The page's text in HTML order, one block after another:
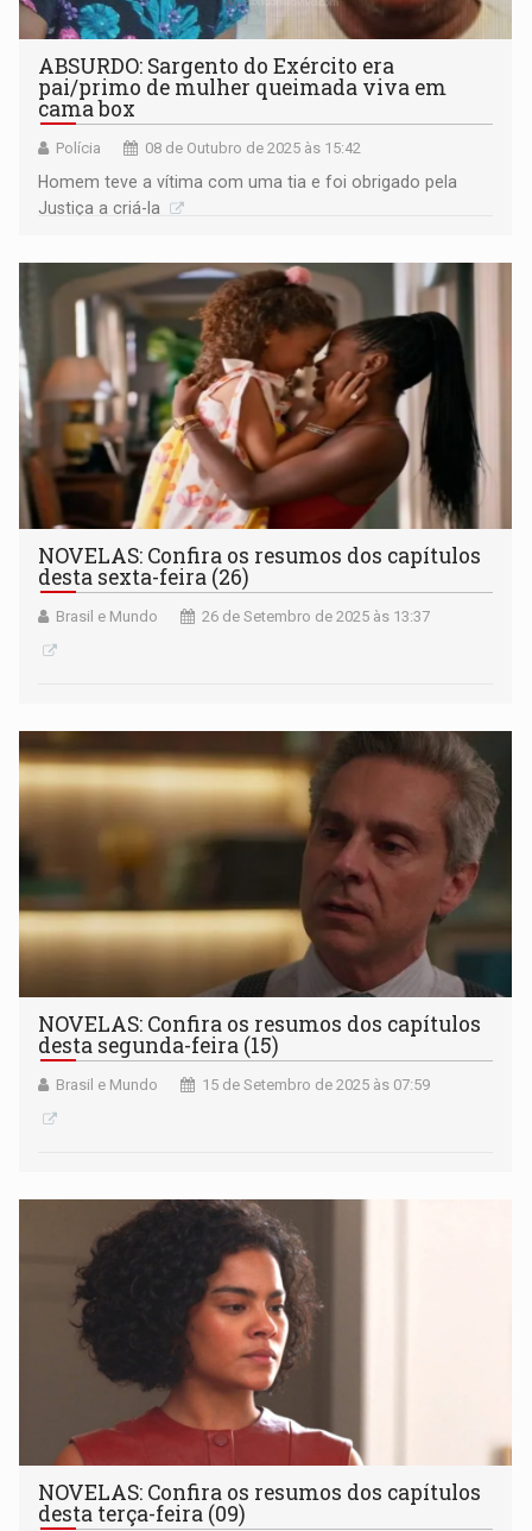
ABSURDO: Sargento do Exército era
pai/primo de mulher queimada viva em
cama box
Polícia 08 de Outubro de 2025 às 15:42
Homem teve a vítima com uma tia e foi obrigado pela
Justiça a criá-la
NOVELAS: Confira os resumos dos capítulos
desta sexta-feira (26)
Brasil e Mundo 26 de Setembro de 2025 às 13:37
NOVELAS: Confira os resumos dos capítulos
desta segunda-feira (15)
Brasil e Mundo 15 de Setembro de 2025 às 07:59
NOVELAS: Confira os resumos dos capítulos
desta terça-feira (09)